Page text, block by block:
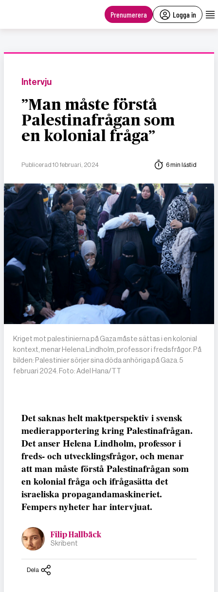
Prenumerera Logga in
Intervju
”Man måste förstå
Palestinafrågan som
en kolonial fråga”
Publicerad 10 februari, 2024 6 min lästid
Kriget mot palestinierna på Gaza måste sättas i en kolonial
kontext, menar Helena Lindholm, professor i fredsfrågor. På
bilden: Palestinier sörjer sina döda anhöriga på Gaza. 5
februari 2024. Foto: Adel Hana/TT
Det saknas helt maktperspektiv i svensk
medierapportering kring Palestinafrågan.
Det anser Helena Lindholm, professor i
freds- och utvecklingsfrågor, och menar
att man måste förstå Palestinafrågan som
en kolonial fråga och ifrågasätta det
israeliska propagandamaskineriet.
Fempers nyheter har intervjuat.
Filip Hallbäck
Skribent
Dela